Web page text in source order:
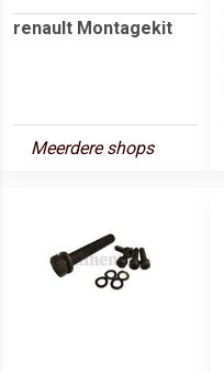
renault Montagekit
Meerdere shops